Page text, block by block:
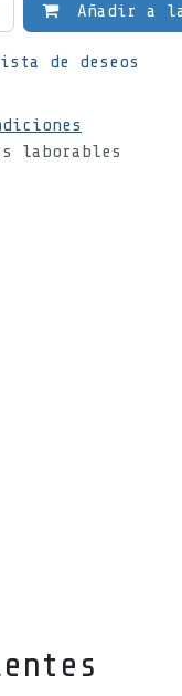
Añadir a
de deseos
laborables